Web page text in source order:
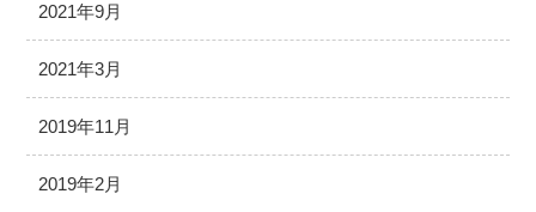
2021年9月
2021年3月
2019年11月
2019年2月